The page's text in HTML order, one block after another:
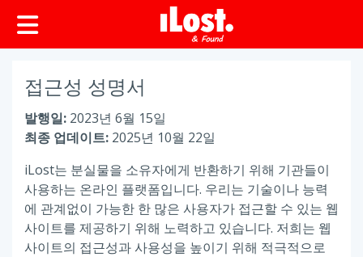
접근성 성명서
발행일: 2023년 6월 15일
최종 업데이트: 2025년 10월 22일
iLost는 분실물을 소유자에게 반환하기 위해 기관들이
사용하는 온라인 플랫폼입니다. 우리는 기술이나 능력
에 관계없이 가능한 한 많은 사용자가 접근할 수 있는 웹
사이트를 제공하기 위해 노력하고 있습니다. 저희는 웹
사이트의 접근성과 사용성을 높이기 위해 적극적으로